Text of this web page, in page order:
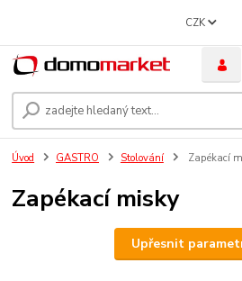
CZK
Úvod GASTRO Stolování Zapékací
Zapékací misky
Upřesnit